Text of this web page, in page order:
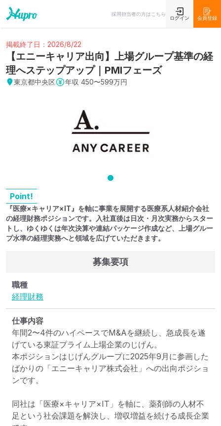
採用担当者の方はこちら
ログイン 会員登録
掲載終了日：2026/8/22
【エニーキャリア出向】上場グループ基準の経
理へステップアップ｜PMIフェーズ
東京都中央区 年収 450〜599万円
Point!
『医療×キャリア×IT』を軸に事業を展開する医療系人材紹介会社
の経理財務ポジションです。入社直後は日次・月次実務からスター
トし、ゆくゆくは年次決算や連結パッケージ作成など、上場グルー
プ水準の経理実務へと領域を広げていただきます。
募集要項
職種
経理財務
仕事内容
年間2〜4件のハイペースでM&Aを継続し、急成長を遂
げている東証プライム上場企業のじげん。
本ポジションはじげんグループに2025年9月に参画した
ばかりの「エニーキャリア株式会社」への出向ポジショ
ンです。
同社は「医療×キャリア×IT」を軸に、薬剤師の人材不
足という社会課題を解決し、増収増益を続ける成長企業